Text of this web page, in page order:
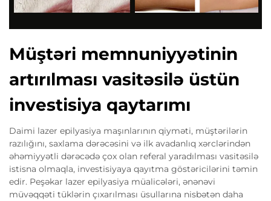
Müştəri memnuniyyətinin
artırılması vasitəsilə üstün
investisiya qaytarımı
Daimi lazer epilyasiya maşınlarının qiyməti, müştərilərin
razılığını, saxlama dərəcəsini və ilk avadanlıq xərclərindən
əhəmiyyətli dərəcədə çox olan referal yaradılması vasitəsilə
istisna olmaqla, investisiyaya qayıtma göstəricilərini təmin
edir. Peşəkar lazer epilyasiya müalicələri, ənənəvi
müvəqqəti tüklərin çıxarılması üsullarına nisbətən daha